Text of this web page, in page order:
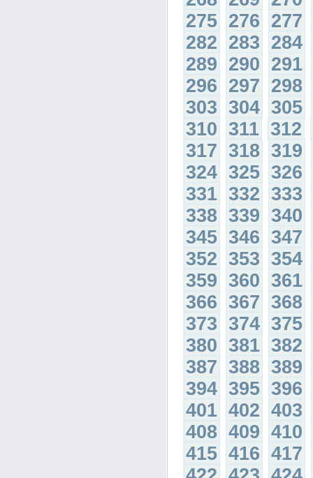
275 276 277
282 283 284
289 290 291
296 297 298
303 304 305
310 311 312
317 318 319
324 325 326
331 332 333
338 339 340
345 346 347
352 353 354
359 360 361
366 367 368
373 374 375
380 381 382
387 388 389
394 395 396
401 402 403
408 409 410
415 416 417